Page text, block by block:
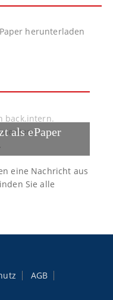
als ePaper
back.intern.
eine Nachricht aus
Sie alle
AGB